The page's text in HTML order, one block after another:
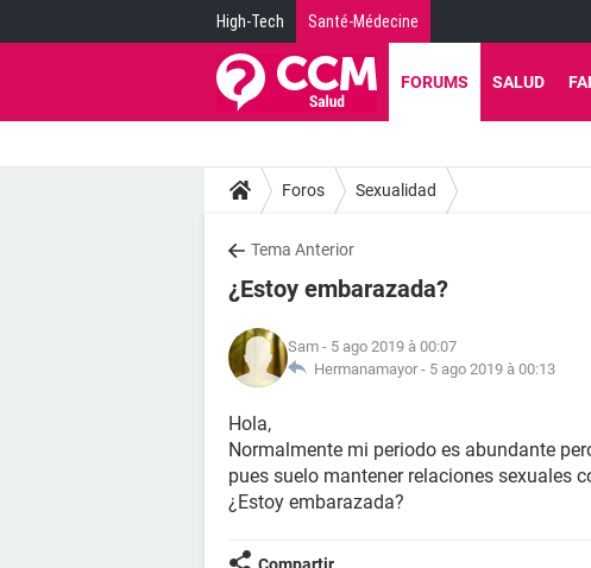
High-Tech Santé-Médecine
FORUMS SALUD
Foros Sexualidad
Tema Anterior
¿Estoy embarazada?
Sam - 5 ago 2019 à 00:07
Hermanamayor - 5 ago 2019 à 00:13
Hola,
Normalmente mi periodo es abundante
pues suelo mantener relaciones sexuales
¿Estoy embarazada?